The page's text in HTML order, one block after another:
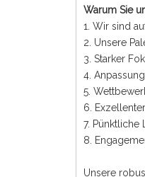
Warum Sie
1. Wir sind
2. Unsere
3. Starker
4.
5.
6.
7. Pünktliche
8.
Unsere